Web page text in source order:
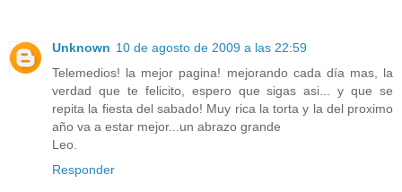
Unknown 10 de agosto de 2009 a las 22:59
Telemedios! la mejor pagina! mejorando cada día mas, la
verdad que te felicito, espero que sigas asi... y que se
repita la fiesta del sabado! Muy rica la torta y la del proximo
año va a estar mejor...un abrazo grande
Leo.
Responder